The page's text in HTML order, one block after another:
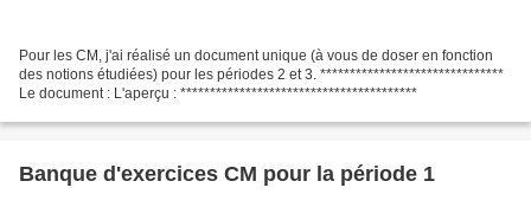
Pour les CM, j'ai réalisé un document unique (à vous de doser en fonction
des notions étudiées) pour les périodes 2 et 3. *******************************
Le document : L'aperçu : ****************************************
Banque d'exercices CM pour la période 1